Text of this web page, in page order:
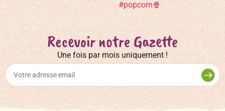
Recevoir notre Gazette
Une fois par mois uniquement !